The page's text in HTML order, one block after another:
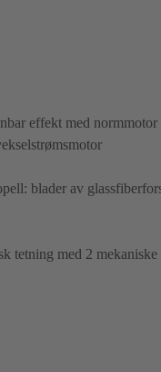
effekt med
blader av
tetning med 2